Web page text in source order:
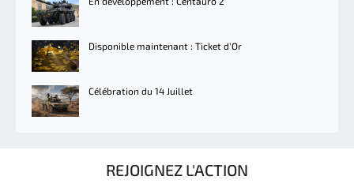
Disponible maintenant : Ticket d'Or
Célébration du 14 Juillet
REJOIGNEZ L'ACTION